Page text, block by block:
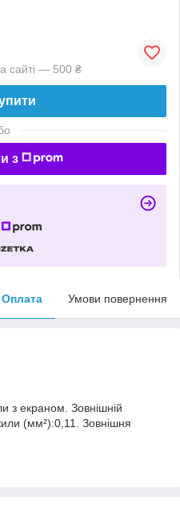
сайті — 500 ₴
з
Оплата Умови повернення
з екраном. Зовнішній
(мм²):0,11. Зовнішня